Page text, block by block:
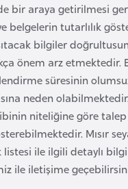
bir araya getirilmesi
belgelerin tutarlılık
bilgiler
önem arz etmektedir.
süresinin
neden
niteliğine göre
Mısır
listesi ile ilgili detaylı
ile iletişime